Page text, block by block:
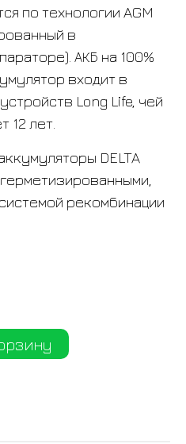
по технологии AGM
в
АКБ на 100%
входит в
Long Life, чей
12 лет.
DELTA
рекомбинации